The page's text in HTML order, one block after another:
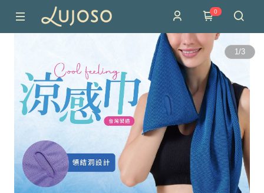
0
1/3